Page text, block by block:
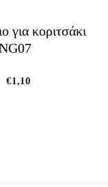
για κοριτσάκι
€1,10